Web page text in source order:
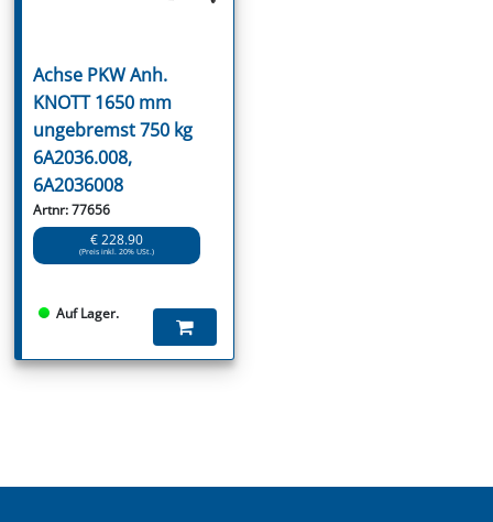
Achse PKW Anh.
KNOTT 1650 mm
ungebremst 750 kg
6A2036.008,
6A2036008
Artnr: 77656
€ 228.90
(Preis inkl. 20% USt.)
Auf Lager.